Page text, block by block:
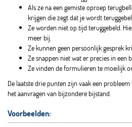
Als ze na een gemiste oproep
krijgen die zegt dat je wordt
Ze worden niet op tijd teruggebeld.
meer bij.
Ze kunnen geen persoonlijk gesprek
Ze snappen niet wat er precies in een
Ze vinden de formulieren te moeilijk
De laatste drie punten zijn vaak een
het aanvragen van bijzondere bijstand.
Voorbeelden: